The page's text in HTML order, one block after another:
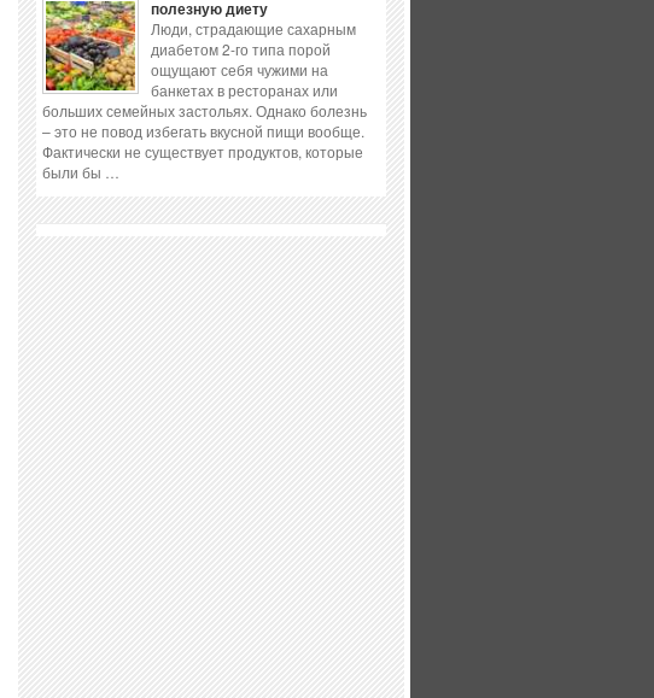
полезную диету
Люди, страдающие сахарным
диабетом 2-го типа порой
ощущают себя чужими на
банкетах в ресторанах или
больших семейных застольях. Однако болезнь
– это не повод избегать вкусной пищи вообще.
Фактически не существует продуктов, которые
были бы …